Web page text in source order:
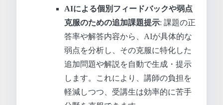
AIによる個別フィードバックや弱点
克服のための追加課題提示: 課題の正
答率や解答内容から、AIが具体的な
弱点を分析し、その克服に特化した
追加問題や解説を自動で生成・提示
します。これにより、講師の負担を
軽減しつつ、受講生は効率的に苦手